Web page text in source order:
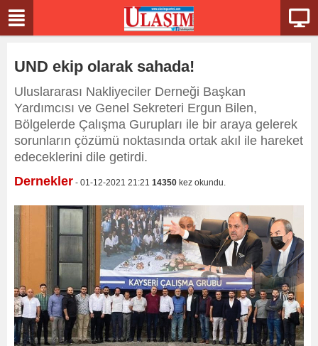
UND ekip olarak sahada!
Uluslararası Nakliyeciler Derneği Başkan
Yardımcısı ve Genel Sekreteri Ergun Bilen,
Bölgelerde Çalışma Gurupları ile bir araya gelerek
sorunların çözümü noktasında ortak akıl ile hareket
edeceklerini dile getirdi.
Dernekler - 01-12-2021 21:21 14350 kez okundu.